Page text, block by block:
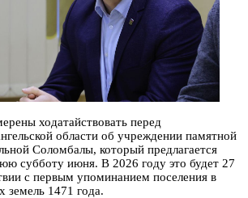
ходатайствовать перед
области об учреждении памятной
Соломбалы, который предлагается
субботу июня. В 2026 году это будет 27
с первым упоминанием поселения в
земель 1471 года.